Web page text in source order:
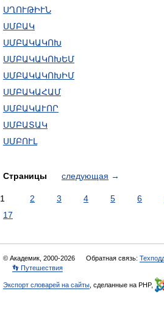
ՍՂՈՒԹԻՒՆ
ՍՄԲԱԿ
ՍՄԲԱԿԱԿՈԽ
ՍՄԲԱԿԱԿՈԽԵՄ
ՍՄԲԱԿԱԿՈԽԻՄ
ՍՄԲԱԿԱՀԱՄ
ՍՄԲԱԿԱՒՈՐ
ՍՄԲԱՏԱԿ
ՍՄԲՈՒԼ
Страницы следующая →
1 2 3 4 5 6
17
© Академик, 2000-2026 Обратная связь:
👣 Путешествия
Экспорт словарей на сайты , сделанные на PHP,